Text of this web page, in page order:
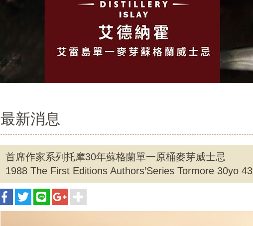
最新消息
首席作家系列托摩30年蘇格蘭單一原桶麥芽威士忌
1988 The First Editions Authors’Series Tormore 30yo